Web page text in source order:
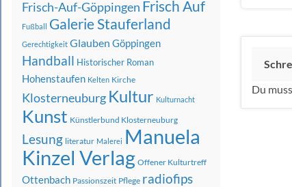
Du
Frisch-Auf-Göppingen Frisch Auf
Fußball Galerie Stauferland
Gerechtigkeit Glauben Göppingen
Handball Historischer Roman
Hohenstaufen Kelten Kirche
Klosterneuburg Kultur Kulturnacht
Kunst Künstlerbund Klosterneuburg
Lesung literatur Malerei Manuela
Kinzel Verlag Offener Kulturtreff
Ottenbach Passionszeit Pflege radiofips